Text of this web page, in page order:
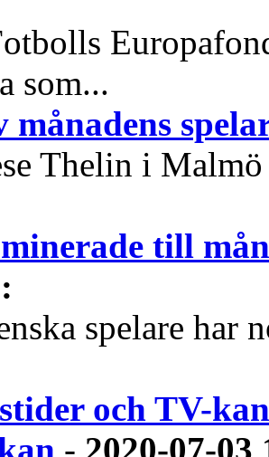
som...
månadens
Thelin i
till
:
spelare har
och TV-